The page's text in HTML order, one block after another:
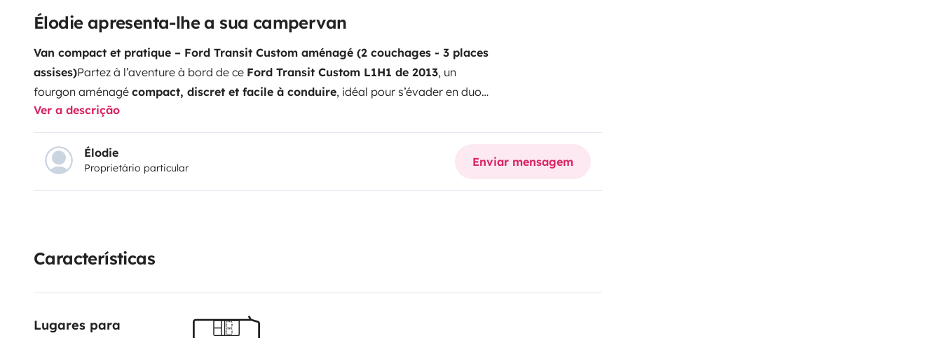
Élodie apresenta-lhe a sua campervan
Van compact et pratique – Ford Transit Custom aménagé (2 couchages - 3 places
assises)Partez à l’aventure à bord de ce Ford Transit Custom L1H1 de 2013, un
fourgon aménagé compact, discret et facile à conduire, idéal pour s’évader en duo.
🚐Le véhiculeDiesel – boîte manuelle
couchage 2 placesFormat L1H1 : se gare facilement sur une place standard🛋️
Aménagement & équipements
cuisine avec évier / lavabo et plaque gaz 2 feux
Rangements
pratiquesCompact et bien pensé, ce van est parfait pour unroadtrip en toute liberté,
Facile à prendre en main
personne seulePeut se garer sur une place classique
Ver a descrição
Élodie
Proprietário particular Enviar mensagem
Características
Lugares para